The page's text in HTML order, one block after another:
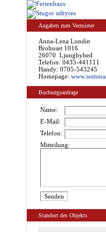
Angaben zum Vermieter
Anna-Lena Lundin
Brohuset 1016
26070 Ljungbyhed
Telefon: 0435-441111
Handy: 0705-543245
Homepage:
Buchungsanfrage
Name:
E-Mail:
Telefon:
Mitteilung:
Standort des Objekts